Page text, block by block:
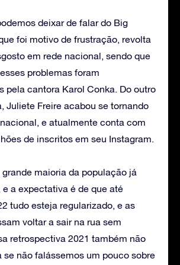
deixar de falar do Big
foi motivo de frustração, revolta
em rede nacional, sendo que
problemas foram
pela cantora Karol Conka. Do outro
Juliete Freire acabou se tornando
e atualmente conta com
de inscritos em seu Instagram.
maioria da população já
a expectativa é de que até
tudo esteja regularizado, e as
voltar a sair na rua sem
retrospectiva 2021 também não
se não falássemos um pouco sobre